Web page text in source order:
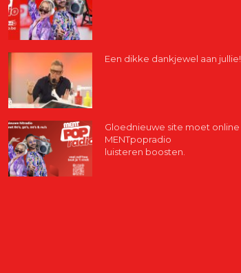
Een dikke dankjewel aan jullie!
Gloednieuwe site moet online
MENTpopradio
luisteren boosten.